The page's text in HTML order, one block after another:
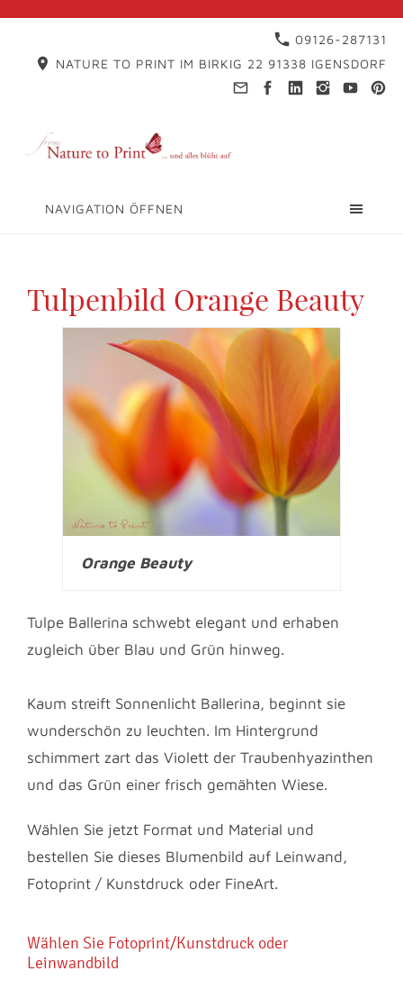
09126-287131
NATURE TO PRINT IM BIRKIG 22 91338 IGENSDORF
NAVIGATION ÖFFNEN
Tulpenbild Orange Beauty
Orange Beauty
Tulpe Ballerina schwebt elegant und erhaben
zugleich über Blau und Grün hinweg.
Kaum streift Sonnenlicht Ballerina, beginnt sie
wunderschön zu leuchten. Im Hintergrund
schimmert zart das Violett der Traubenhyazinthen
und das Grün einer frisch gemähten Wiese.
Wählen Sie jetzt Format und Material und
bestellen Sie dieses Blumenbild auf Leinwand,
Fotoprint / Kunstdruck oder FineArt.
Wählen Sie Fotoprint/Kunstdruck oder
Leinwandbild